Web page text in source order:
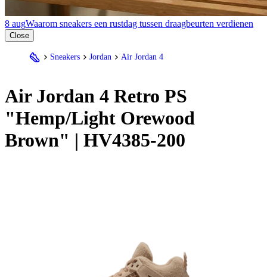
8 augWaarom sneakers een rustdag tussen draagbeurten verdienen
Close
Sneakers Jordan Air Jordan 4
Air Jordan 4 Retro PS
"Hemp/Light Orewood
Brown" | HV4385-200